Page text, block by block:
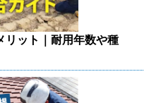
リット｜耐用年数や種